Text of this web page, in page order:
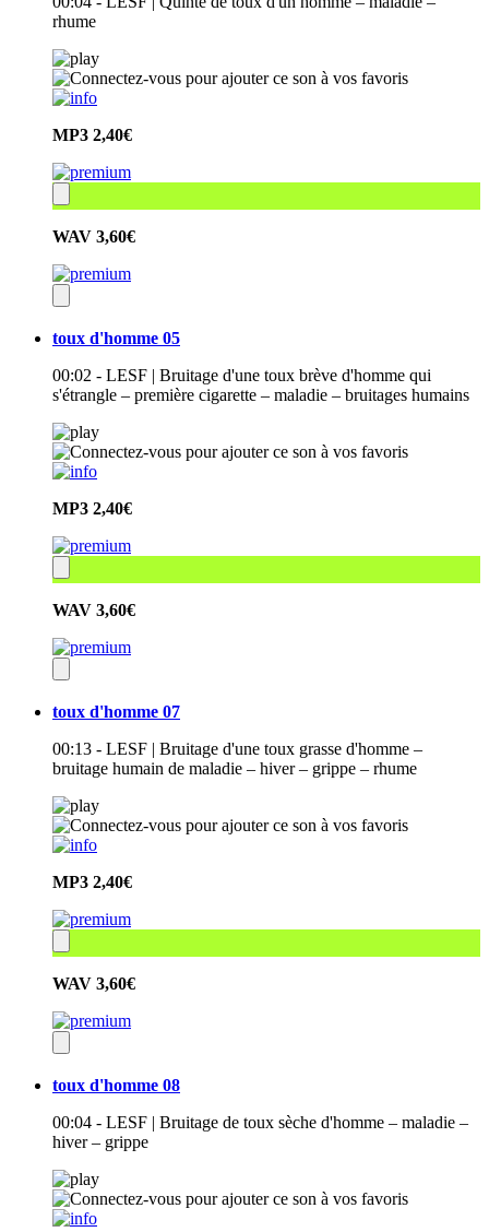
rhume
MP3 2,40€
WAV 3,60€
toux d'homme 05
00:02 - LESF | Bruitage d'une toux brève d'homme qui
s'étrangle – première cigarette – maladie – bruitages humains
MP3 2,40€
WAV 3,60€
toux d'homme 07
00:13 - LESF | Bruitage d'une toux grasse d'homme –
bruitage humain de maladie – hiver – grippe – rhume
MP3 2,40€
WAV 3,60€
toux d'homme 08
00:04 - LESF | Bruitage de toux sèche d'homme – maladie –
hiver – grippe